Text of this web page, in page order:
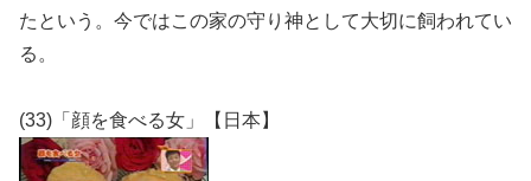
たという。今ではこの家の守り神として大切に飼われてい
る。
(33)「顔を食べる女」【日本】